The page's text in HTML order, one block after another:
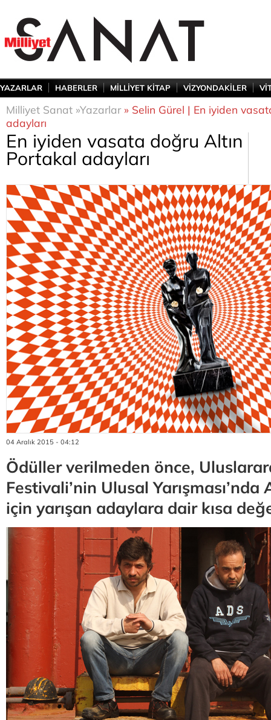
YAZARLAR HABERLER MİLLİYET KİTAP VİZYONDAKİLER
Milliyet Sanat »Yazarlar» Selin Gürel | En iyiden
adayları
En iyiden vasata doğru Altın
Portakal adayları
04 Aralık 2015 - 04:12
Ödüller verilmeden önce,
Festivali’nin Ulusal
için yarışan adaylara dair kısa